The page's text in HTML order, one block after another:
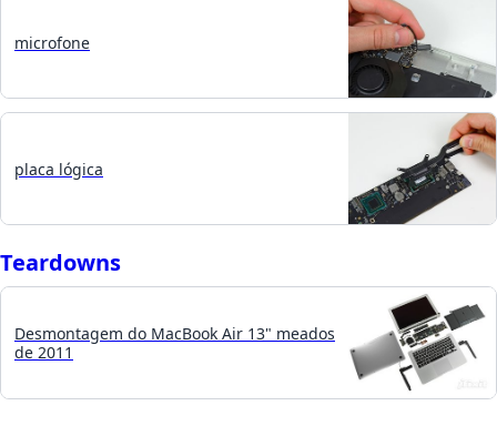
microfone
placa lógica
Teardowns
Desmontagem do MacBook Air 13" meados
de 2011